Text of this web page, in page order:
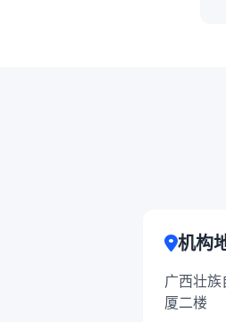
机构
广西壮
厦二楼